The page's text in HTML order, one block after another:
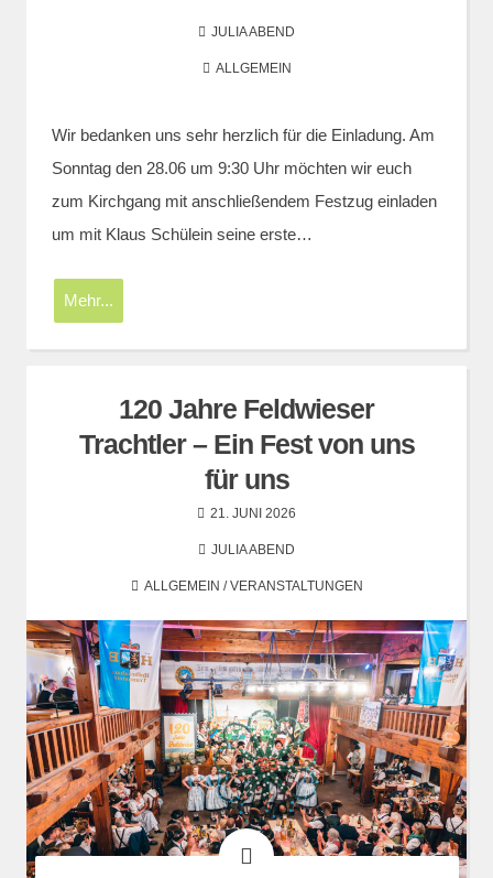
JULIA ABEND
ALLGEMEIN
Wir bedanken uns sehr herzlich für die Einladung. Am
Sonntag den 28.06 um 9:30 Uhr möchten wir euch
zum Kirchgang mit anschließendem Festzug einladen
um mit Klaus Schülein seine erste…
Mehr...
120 Jahre Feldwieser
Trachtler – Ein Fest von uns
für uns
21. JUNI 2026
JULIA ABEND
ALLGEMEIN /VERANSTALTUNGEN